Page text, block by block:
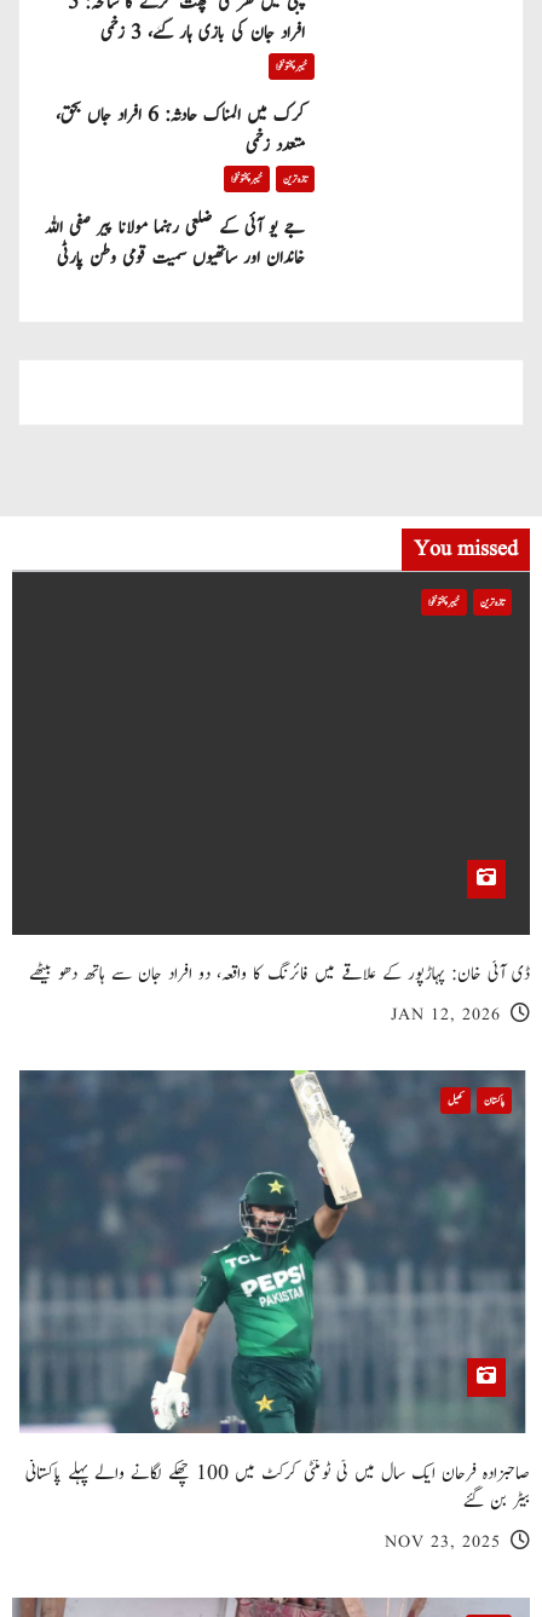
افراد جان کی بازی ہار گئے، 3 زخمی
خیبر پختونخوا
کرک میں المناک حادثہ: 6 افراد جاں بحق،
متعدد زخمی
تازہ ترین خیبر پختونخوا
جے یو آئی کے ضلعی رہنما مولانا پیر صفی اللہ
خاندان اور ساتھیوں سمیت قومی وطن پارٹی
You missed
تازہ ترین خیبر پختونخوا
ڈی آئی خان: پہاڑپور کے علاقے میں فائرنگ کا واقعہ، دو افراد جان سے ہاتھ دھو بیٹھے
JAN 12, 2026
پاکستان کھیل
صاحبزادہ فرحان ایک سال میں ٹی ٹوئنٹی کرکٹ میں 100 چھکے لگانے والے پہلے پاکستانی
بیٹر بن گئے
NOV 23, 2025